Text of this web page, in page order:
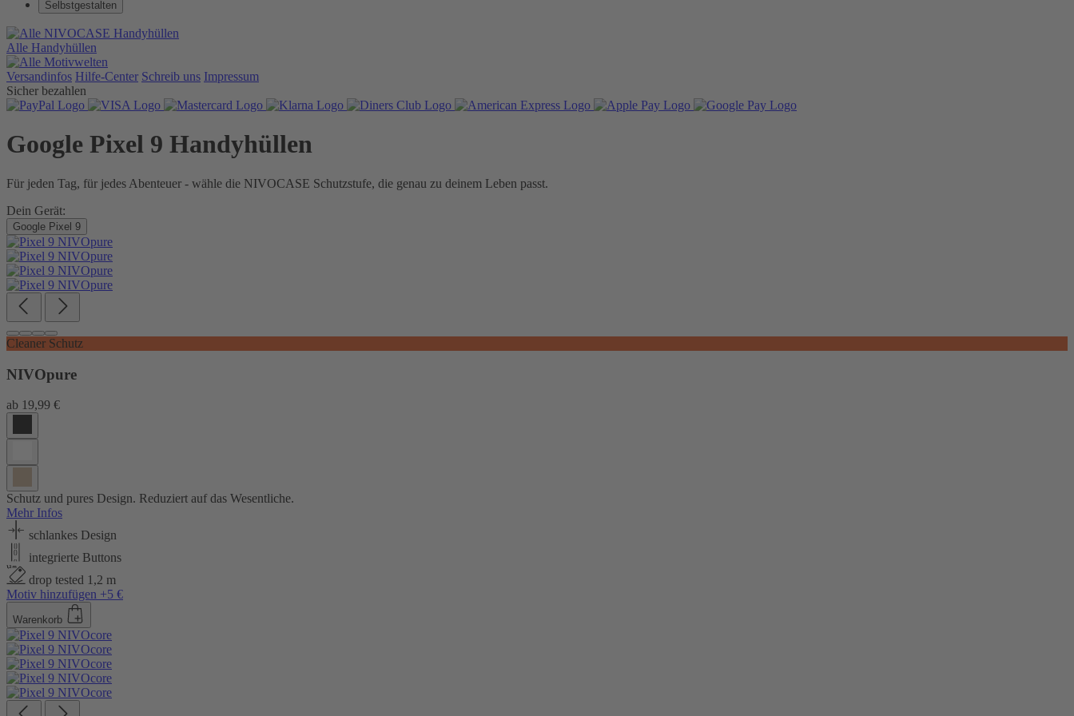
Selbstgestalten
Alle Handyhüllen
Versandinfos Hilfe-Center Schreib uns Impressum
Sicher bezahlen
Google Pixel 9 Handyhüllen
Für jeden Tag, für jedes Abenteuer - wähle die NIVOCASE Schutzstufe, die genau zu deinem Leben passt.
Dein Gerät:
Google Pixel 9
Cleaner Schutz
NIVOpure
ab 19,99 €
Schutz und pures Design. Reduziert auf das Wesentliche.
Mehr Infos
schlankes Design
integrierte Buttons
drop tested 1,2 m
Motiv hinzufügen +5 €
Warenkorb